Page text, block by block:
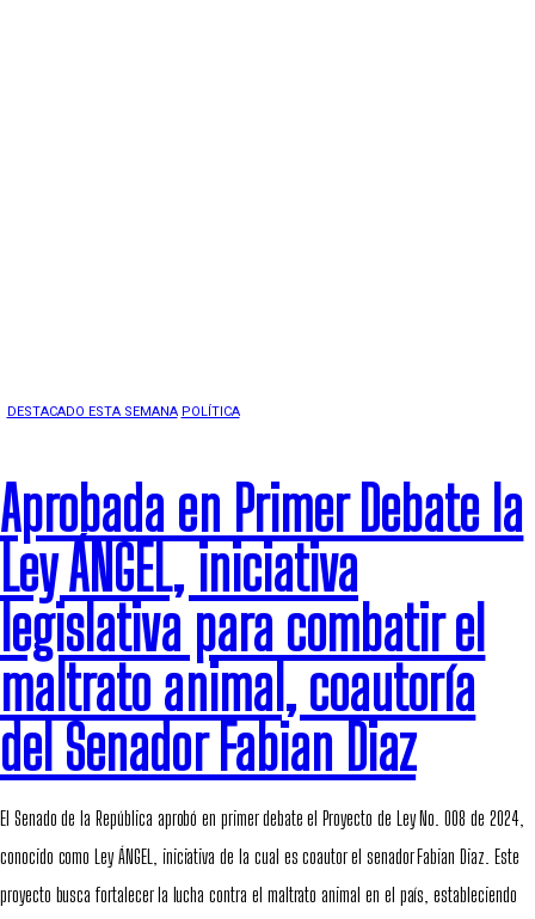
DESTACADO ESTA SEMANA POLÍTICA
Aprobada en Primer Debate la
Ley ÁNGEL, iniciativa
legislativa para combatir el
maltrato animal, coautoría
del Senador Fabian Diaz
El Senado de la República aprobó en primer debate el Proyecto de Ley No. 008 de 2024,
conocido como Ley ÁNGEL, iniciativa de la cual es coautor el senador Fabian Diaz. Este
proyecto busca fortalecer la lucha contra el maltrato animal en el país, estableciendo